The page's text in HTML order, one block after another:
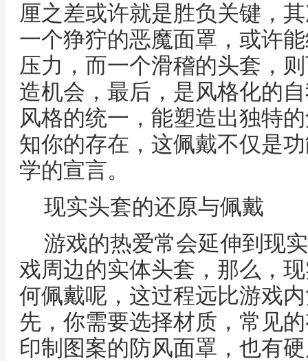
厘之差或许就是胜负关键，
一个狰狞的恶魔面罩，或许
压力，而一个滑稽的头套，
造机会，最后，是风格化的
风格的统一，能塑造出独特
知你的存在，这佩戴不仅是
学的宣言。
现实头套的还原与佩戴
游戏的热爱常会延伸到现
戏周边的实体头套，那么，
何佩戴呢，这过程远比游戏
先，你需要选择材质，常见
印制图案的防风面罩，也有